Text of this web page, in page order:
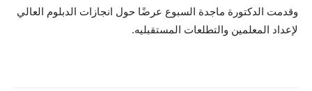
وقدمت الدكتورة ماجدة السبوع عرضًا حول انجازات الدبلوم العالي
لإعداد المعلمين والتطلعات المستقبليه.